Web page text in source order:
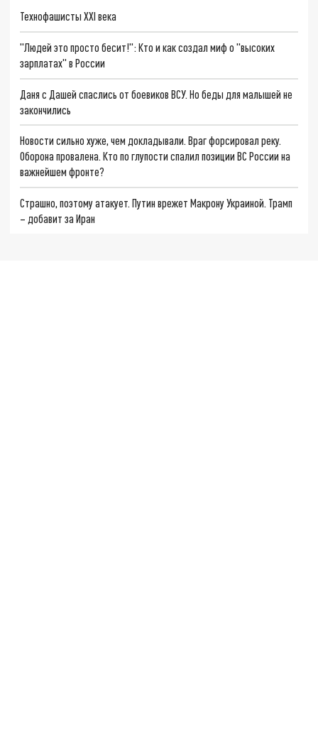
Технофашисты XXI века
"Людей это просто бесит!": Кто и как создал миф о "высоких
зарплатах" в России
Даня с Дашей спаслись от боевиков ВСУ. Но беды для малышей не
закончились
Новости сильно хуже, чем докладывали. Враг форсировал реку.
Оборона провалена. Кто по глупости спалил позиции ВС России на
важнейшем фронте?
Страшно, поэтому атакует. Путин врежет Макрону Украиной. Трамп
– добавит за Иран